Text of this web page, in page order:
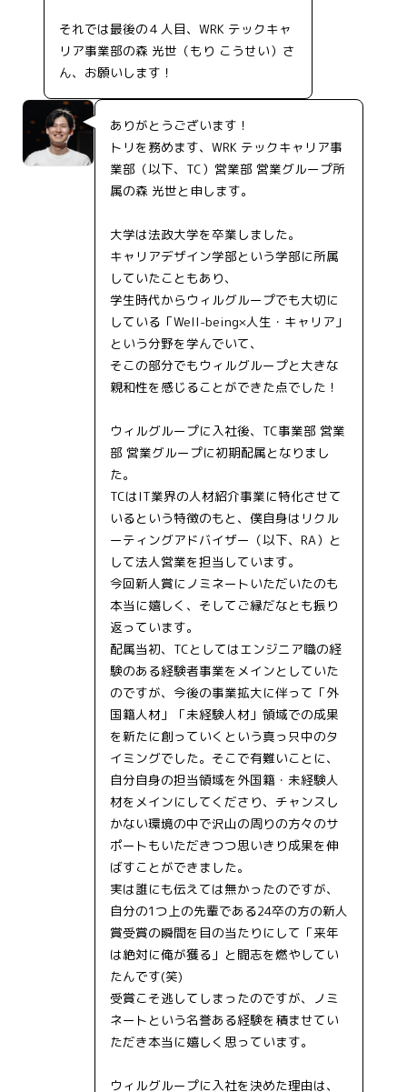
それでは最後の４人目、WRK テックキャ
リア事業部の森 光世（もり こうせい）さ
ん、お願いします！
ありがとうございます！
トリを務めます、WRK テックキャリア事
業部（以下、TC）営業部 営業グループ所
属の森 光世と申します。
大学は法政大学を卒業しました。
キャリアデザイン学部という学部に所属
していたこともあり、
学生時代からウィルグループでも大切に
している「Well-being×人生・キャリア」
という分野を学んでいて、
そこの部分でもウィルグループと大きな
親和性を感じることができた点でした！
ウィルグループに入社後、TC事業部 営業
部 営業グループに初期配属となりまし
た。
TCはIT業界の人材紹介事業に特化させて
いるという特徴のもと、僕自身はリクル
ーティングアドバイザー（以下、RA）と
して法人営業を担当しています。
今回新人賞にノミネートいただいたのも
本当に嬉しく、そしてご縁だなとも振り
返っています。
配属当初、TCとしてはエンジニア職の経
験のある経験者事業をメインとしていた
のですが、今後の事業拡大に伴って「外
国籍人材」「未経験人材」領域での成果
を新たに創っていくという真っ只中のタ
イミングでした。そこで有難いことに、
自分自身の担当領域を外国籍・未経験人
材をメインにしてくださり、チャンスし
かない環境の中で沢山の周りの方々のサ
ポートもいただきつつ思いきり成果を伸
ばすことができました。
実は誰にも伝えては無かったのですが、
自分の1つ上の先輩である24卒の方の新人
賞受賞の瞬間を目の当たりにして「来年
は絶対に俺が獲る」と闘志を燃やしてい
たんです(笑)
受賞こそ逃してしまったのですが、ノミ
ネートという名誉ある経験を積ませてい
ただき本当に嬉しく思っています。
ウィルグループに入社を決めた理由は、